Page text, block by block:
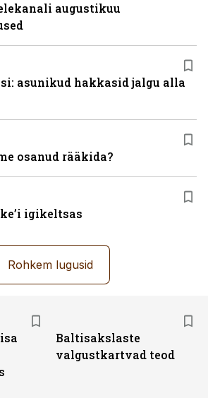
augustikuu
asunikud hakkasid jalgu alla
osanud rääkida?
igikeltsas
Rohkem lugusid
Baltisakslaste
valgustkartvad teod